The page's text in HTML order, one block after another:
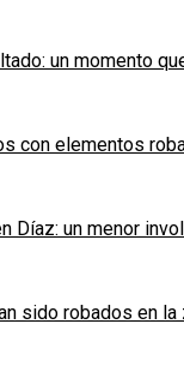
un momento
con elementos
Díaz: un menor
sido robados en la